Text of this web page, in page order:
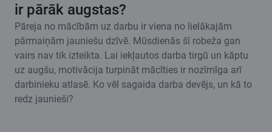
ir pārāk augstas?
Pāreja no mācībām uz darbu ir viena no lielākajām
pārmaiņām jauniešu dzīvē. Mūsdienās šī robeža gan
vairs nav tik izteikta. Lai iekļautos darba tirgū un kāptu
uz augšu, motivācija turpināt mācīties ir nozīmīga arī
darbinieku atlasē. Ko vēl sagaida darba devējs, un kā to
redz jaunieši?